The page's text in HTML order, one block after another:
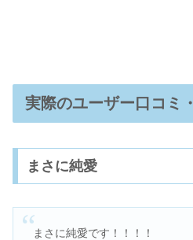
実際のユーザー口コミ
まさに純愛
まさに純愛です！！！！